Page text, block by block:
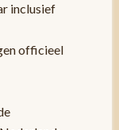
inclusief
officieel